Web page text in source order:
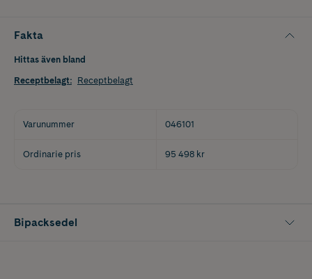
Fakta
Hittas även bland
Receptbelagt: Receptbelagt
Varunummer 046101
Ordinarie pris 95 498 kr
Bipacksedel